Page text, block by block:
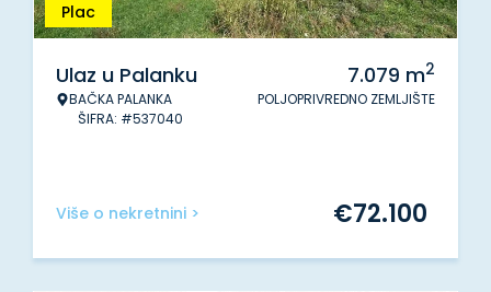
Plac
Ulaz u Palanku
BAČKA PALANKA
ŠIFRA: #537040
7.079 m2
POLJOPRIVREDNO ZEMLJIŠTE
Više o nekretnini > €72.100